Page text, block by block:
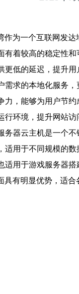
为一个互联网发
着较高的稳定性和
低的延迟，提升用
求的本地化服务，
，能够为用户节约
环境，提升网站访
器云主机是一个不
用于不同规模的数
用于游戏服务器搭
有明显优势，适